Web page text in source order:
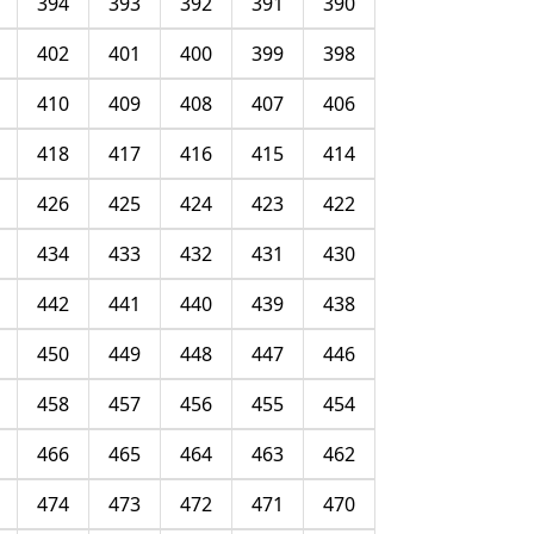
398
399
400
401
402
406
407
408
409
410
414
415
416
417
418
422
423
424
425
426
430
431
432
433
434
438
439
440
441
442
446
447
448
449
450
454
455
456
457
458
462
463
464
465
466
470
471
472
473
474